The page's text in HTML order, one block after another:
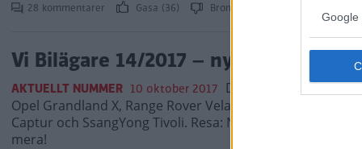
Google
28 kommentarer Gasa (36) Bromsa (16)
Vi Bilägare 14/2017 – nytt nummer
AKTUELLT NUMMER 10 oktober 2017 Däcktest:
Opel Grandland X, Range Rover Velar. Test:
Captur och SsangYong Tivoli. Resa: Norska
mera!